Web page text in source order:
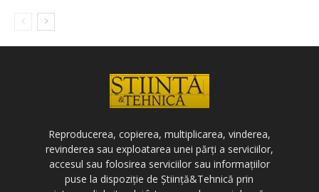
Reproducerea, copierea, multiplicarea, vinderea,
revinderea sau exploatarea unei părți a serviciilor,
accesul sau folosirea serviciilor sau informațiilor
puse la dispoziție de Știință&Tehnică prin